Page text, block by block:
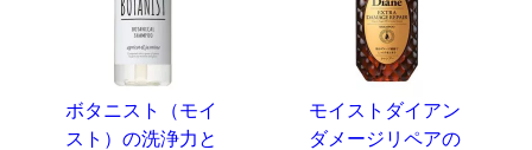
ボタニスト（モイ
スト）の洗浄力と
モイストダイアン
ダメージリペアの